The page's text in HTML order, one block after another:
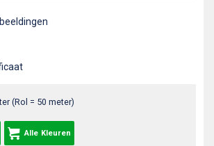
(Rol = 50 meter)
Alle Kleuren